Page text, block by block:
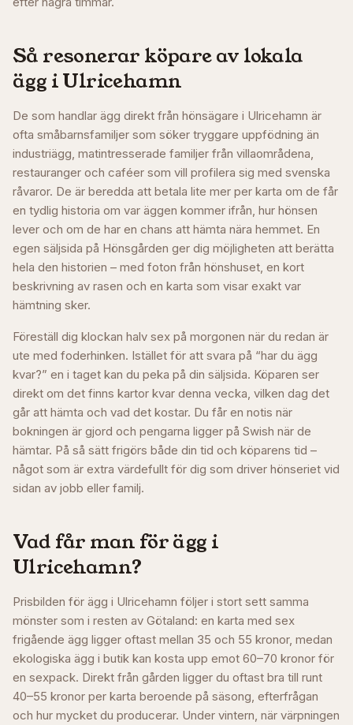
Så resonerar köpare av lokala
ägg iUlricehamn
De som handlar ägg direkt från hönsägare i Ulricehamn är
ofta småbarnsfamiljer som söker tryggare uppfödning än
industriägg, matintresserade familjer från villaområdena,
restauranger och caféer som vill profilera sig med svenska
råvaror. De är beredda att betala lite mer per karta om de får
en tydlig historia om var äggen kommer ifrån, hur hönsen
lever och om de har en chans att hämta nära hemmet. En
egen säljsida på Hönsgården ger dig möjligheten att berätta
hela den historien – med foton från hönshuset, en kort
beskrivning av rasen och en karta som visar exakt var
hämtning sker.
Föreställ dig klockan halv sex på morgonen när du redan är
ute med foderhinken. Istället för att svara på “har du ägg
kvar?” en i taget kan du peka på din säljsida. Köparen ser
direkt om det finns kartor kvar denna vecka, vilken dag det
går att hämta och vad det kostar. Du får en notis när
bokningen är gjord och pengarna ligger på Swish när de
hämtar. På så sätt frigörs både din tid och köparens tid –
något som är extra värdefullt för dig som driver hönseriet vid
sidan av jobb eller familj.
Vad får man för ägg i
Ulricehamn?
Prisbilden för ägg i Ulricehamn följer i stort sett samma
mönster som i resten av Götaland: en karta med sex
frigående ägg ligger oftast mellan 35 och 55 kronor, medan
ekologiska ägg i butik kan kosta upp emot 60–70 kronor för
en sexpack. Direkt från gården ligger du oftast bra till runt
40–55 kronor per karta beroende på säsong, efterfrågan
och hur mycket du producerar. Under vintern, när värpningen